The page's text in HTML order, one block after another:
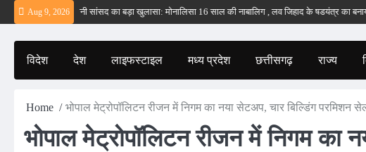
Skip
to
content
Aug 9, 2026
ईरान बड़वानी सांसद का बड़ा खुलासा: मोनालिसा 16 साल की नाबालिग , लव जिहाद के षडयंत्र का बनाया
विदेश देश लाइफस्टाइल मध्य प्रदेश छत्तीसगढ़ राज्य
Home भोपाल मेट्रोपॉलिटन रीजन में निगम का नया सेटअप, चार बिल्डिंग परमिशन
भोपाल मेट्रोपॉलिटन रीजन में निगम का